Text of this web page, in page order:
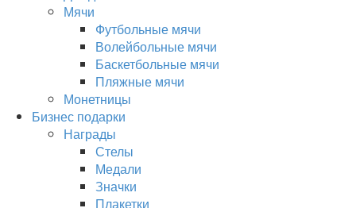
Мячи
Футбольные мячи
Волейбольные мячи
Баскетбольные мячи
Пляжные мячи
Монетницы
Бизнес подарки
Награды
Стелы
Медали
Значки
Плакетки